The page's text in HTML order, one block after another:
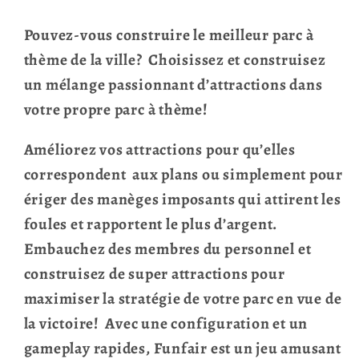
Pouvez-vous construire le meilleur parc à
thème de la ville? Choisissez et construisez
un mélange passionnant d’attractions dans
votre propre parc à thème!
Améliorez vos attractions pour qu’elles
correspondent aux plans ou simplement pour
ériger des manèges imposants qui attirent les
foules et rapportent le plus d’argent.
Embauchez des membres du personnel et
construisez de super attractions pour
maximiser la stratégie de votre parc en vue de
la victoire! Avec une configuration et un
gameplay rapides, Funfair est un jeu amusant